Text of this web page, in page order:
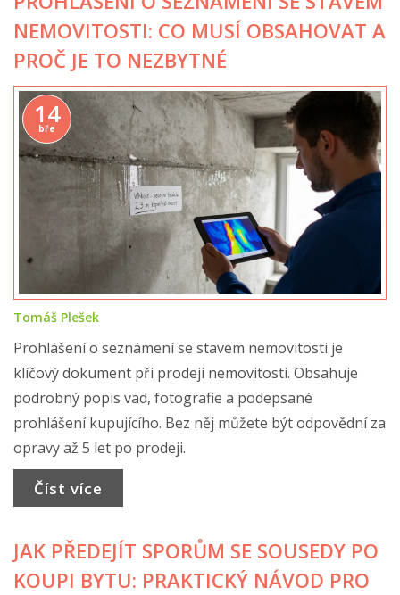
NEMOVITOSTI: CO MUSÍ OBSAHOVAT A
PROČ JE TO NEZBYTNÉ
14
bře
Tomáš Plešek
Prohlášení o seznámení se stavem nemovitosti je
klíčový dokument při prodeji nemovitosti. Obsahuje
podrobný popis vad, fotografie a podepsané
prohlášení kupujícího. Bez něj můžete být odpovědní za
opravy až 5 let po prodeji.
Číst více
JAK PŘEDEJÍT SPORŮM SE SOUSEDY PO
KOUPI BYTU: PRAKTICKÝ NÁVOD PRO